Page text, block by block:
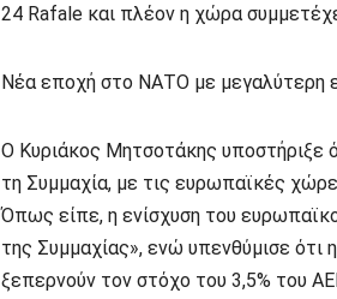
24 Rafale και πλέον η χώρα
Νέα εποχή στο ΝΑΤΟ με μεγαλύτερη
Ο Κυριάκος Μητσοτάκης υποστήριξε
τη Συμμαχία, με τις ευρωπαϊκές
Όπως είπε, η ενίσχυση του
της Συμμαχίας», ενώ υπενθύμισε
ξεπερνούν τον στόχο του 3,5% του